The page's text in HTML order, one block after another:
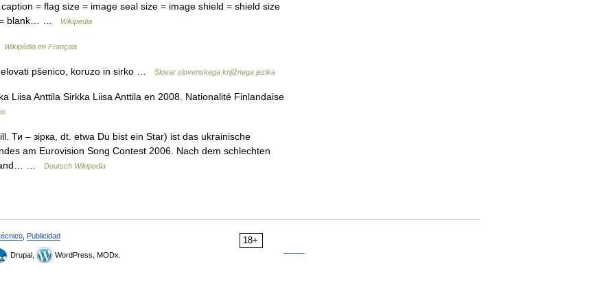
= flag size = image seal size = image shield = shield size
= blank… …
Wikipedia
Wikipédia en Français
pšenico, koruzo in sirko … Slovar slovenskega knjižnega jezika
Liisa Anttila Sirkka Liisa Anttila en 2008. Nationalité Finlandaise
Ти – зірка, dt. etwa Du bist ein Star) ist das ukrainische
am Eurovision Song Contest 2006. Nach dem schlechten
…
Deutsch Wikipedia
18+
Publicidad
Drupal, WordPress, MODx.